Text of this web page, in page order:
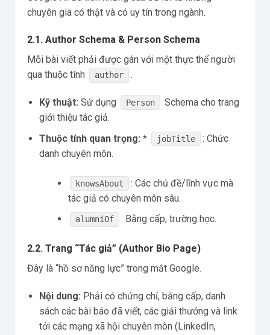
chuyên gia có thật và có uy tín trong ngành.
2.1. Author Schema & Person Schema
Mỗi bài viết phải được gán với một thực thể người
qua thuộc tính
author .
Kỹ thuật: Sử dụng Person
Schema cho trang
giới thiệu tác giả.
Thuộc tính quan trọng: * jobTitle
: Chức
danh chuyên môn.
knowsAbout
: Các chủ đề/lĩnh vực mà
tác giả có chuyên môn sâu.
alumniOf : Bằng cấp, trường học.
2.2. Trang “Tác giả” (Author Bio Page)
Đây là “hồ sơ năng lực” trong mắt Google.
Nội dung: Phải có chứng chỉ, bằng cấp, danh
sách các bài báo đã viết, các giải thưởng và link
tới các mạng xã hội chuyên môn (LinkedIn,